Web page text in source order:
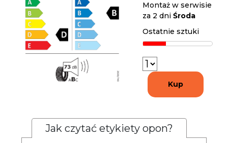
Montaż w serwisie
za 2 dniŚroda
Ostatnie sztuki
Kup
Jak czytać etykiety opon?